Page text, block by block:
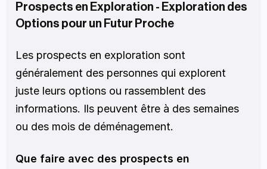
Prospects en Exploration - Exploration des
Options pour un Futur Proche
Les prospects en exploration sont
généralement des personnes qui explorent
juste leurs options ou rassemblent des
informations. Ils peuvent être à des semaines
ou des mois de déménagement.
Que faire avec des prospects en